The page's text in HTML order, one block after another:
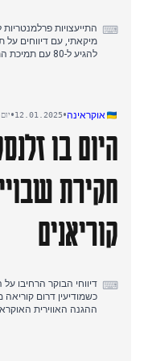
⌨ התייעצויות
להגיע ל-80 עם
הסעודי קורא להסרת
פעולות צה"ל נמשכו
א-זהראני לחומיין אל-
אוקראינה•
12.01.2025
•
היום בו
חקירת
קוריאנים
⌨ דיווחי הבוקר הרחיבו
כשמודיעין דרום
ק"מ מגבולות מחוז